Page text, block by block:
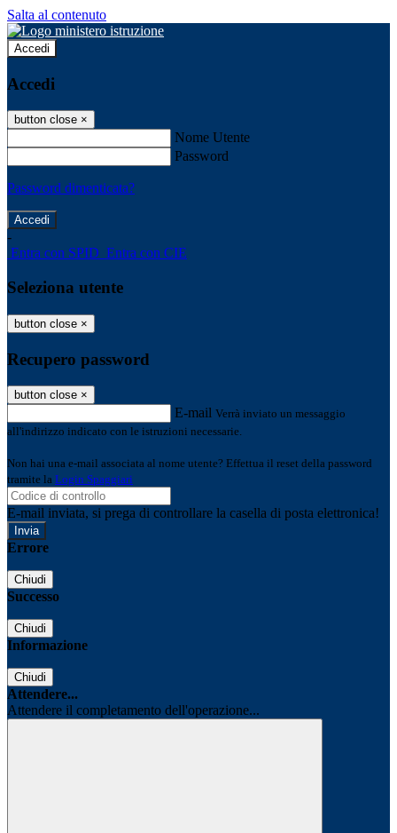
Salta al contenuto
Accedi
Accedi
button close ×
Nome Utente
Password
Password dimenticata?
-
Entra con SPID Entra con CIE
Seleziona utente
button close ×
Recupero password
button close ×
E-mail Verrà inviato un messaggio
all'indirizzo indicato con le istruzioni necessarie.
Non hai una e-mail associata al nome utente? Effettua il reset della password
tramite la Login Spaggiari
E-mail inviata, si prega di controllare la casella di posta elettronica!
Errore
Chiudi
Successo
Chiudi
Informazione
Chiudi
Attendere...
Attendere il completamento dell'operazione...